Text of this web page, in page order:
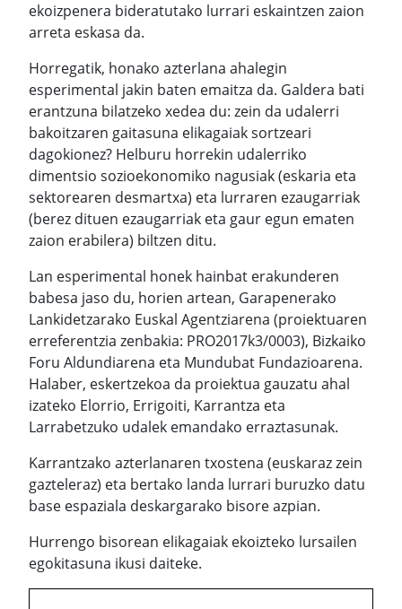
ekoizpenera bideratutako lurrari eskaintzen zaion
arreta eskasa da.
Horregatik, honako azterlana ahalegin
esperimental jakin baten emaitza da. Galdera bati
erantzuna bilatzeko xedea du: zein da udalerri
bakoitzaren gaitasuna elikagaiak sortzeari
dagokionez? Helburu horrekin udalerriko
dimentsio sozioekonomiko nagusiak (eskaria eta
sektorearen desmartxa) eta lurraren ezaugarriak
(berez dituen ezaugarriak eta gaur egun ematen
zaion erabilera) biltzen ditu.
Lan esperimental honek hainbat erakunderen
babesa jaso du, horien artean, Garapenerako
Lankidetzarako Euskal Agentziarena (proiektuaren
erreferentzia zenbakia: PRO2017k3/0003), Bizkaiko
Foru Aldundiarena eta Mundubat Fundazioarena.
Halaber, eskertzekoa da proiektua gauzatu ahal
izateko Elorrio, Errigoiti, Karrantza eta
Larrabetzuko udalek emandako erraztasunak.
Karrantzako azterlanaren txostena (euskaraz zein
gazteleraz) eta bertako landa lurrari buruzko datu
base espaziala deskargarako bisore azpian.
Hurrengo bisorean elikagaiak ekoizteko lursailen
egokitasuna ikusi daiteke.